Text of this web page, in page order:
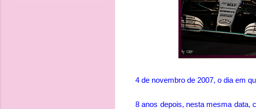
4 de novembro de 2007, o dia em
8 anos depois, nesta mesma data,